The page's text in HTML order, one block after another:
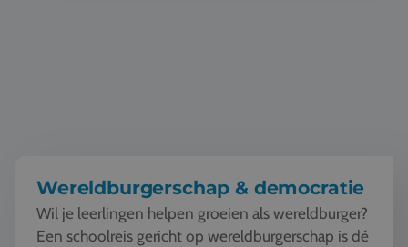
Wereldburgerschap & democratie
Wil je leerlingen helpen groeien als wereldburger?
Een schoolreis gericht op wereldburgerschap is dé